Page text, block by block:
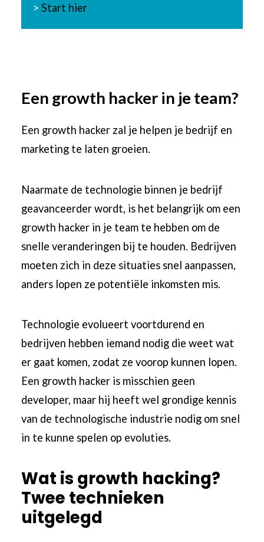
>Start hier
Een ​​growth hacker in je team?
Een growth hacker zal je helpen je bedrijf en
marketing te laten groeien.
Naarmate de technologie binnen je bedrijf
geavanceerder wordt, is het belangrijk om een
​​growth hacker in je team te hebben om de
snelle veranderingen bij te houden. Bedrijven
moeten zich in deze situaties snel aanpassen,
anders lopen ze potentiële inkomsten mis.
Technologie evolueert voortdurend en
bedrijven hebben iemand nodig die weet wat
er gaat komen, zodat ze voorop kunnen lopen.
Een growth hacker is misschien geen
developer, maar hij heeft wel grondige kennis
van de technologische industrie nodig om snel
in te kunne spelen op evoluties.
Wat is growth hacking?
Twee technieken
uitgelegd